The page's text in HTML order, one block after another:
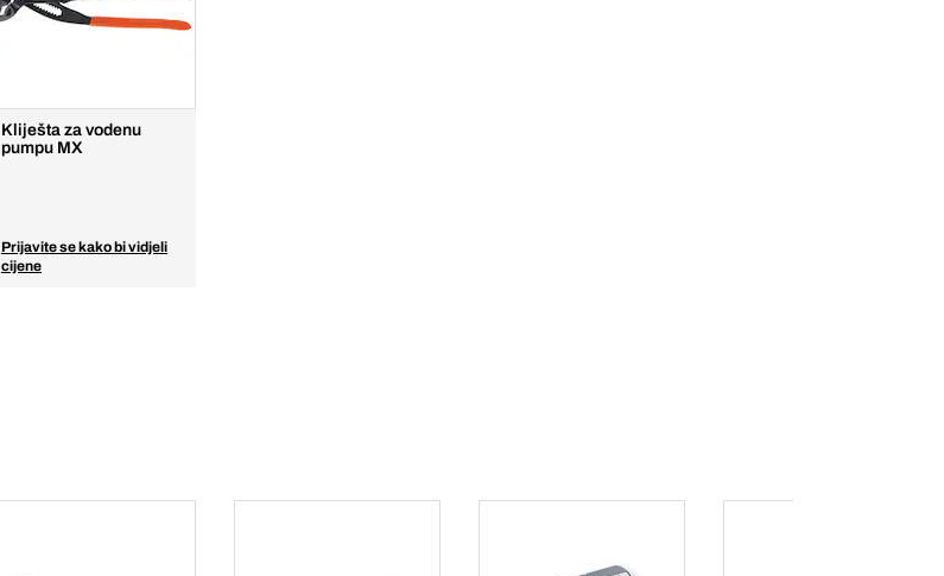
Kliješta za vodenu
pumpu MX
Prijavite se kako bi vidjeli
cijene